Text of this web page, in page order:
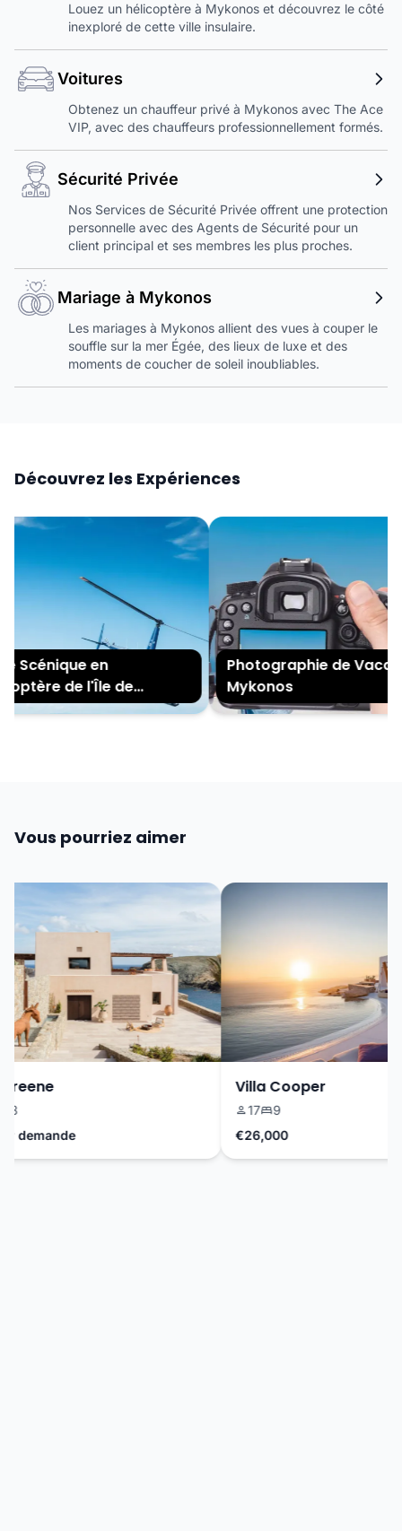
Louez un hélicoptère à Mykonos et découvrez le côté
inexploré de cette ville insulaire.
Voitures
Obtenez un chauffeur privé à Mykonos avec The Ace
VIP, avec des chauffeurs professionnellement formés.
Sécurité Privée
Nos Services de Sécurité Privée offrent une protection
personnelle avec des Agents de Sécurité pour un
client principal et ses membres les plus proches.
Mariage à Mykonos
Les mariages à Mykonos allient des vues à couper le
souffle sur la mer Égée, des lieux de luxe et des
moments de coucher de soleil inoubliables.
Découvrez les Expériences
en
de l'Île de
Photographie de
Mykonos
Vous pourriez aimer
Villa Cooper
17
9
€26,000